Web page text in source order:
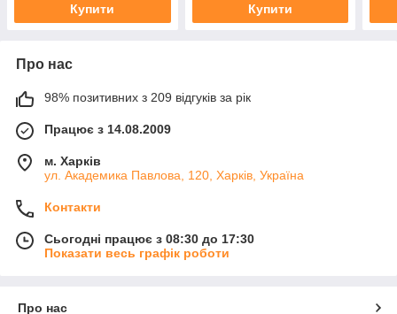
Купити Купити
Про нас
98% позитивних з 209 відгуків за рік
Працює з 14.08.2009
м. Харків
ул. Академика Павлова, 120, Харків, Україна
Контакти
Сьогодні працює з 08:30 до 17:30
Показати весь графік роботи
Про нас